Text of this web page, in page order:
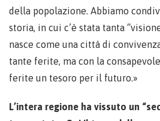
della popolazione. Abbiamo
storia, in cui c’è stata tanta
nasce come una città di
tante ferite, ma con la
ferite un tesoro per il futuro.»
L’intera regione ha vissuto un